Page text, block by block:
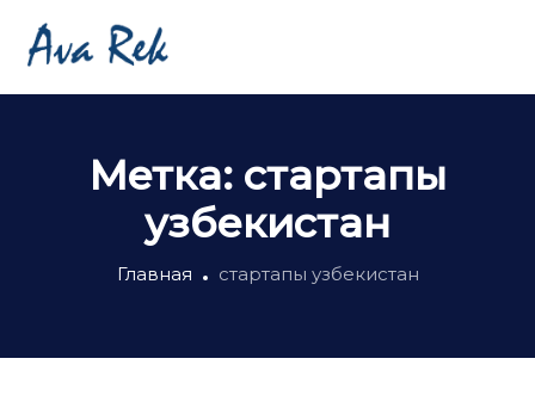
Метка: стартапы
узбекистан
Главная стартапы узбекистан